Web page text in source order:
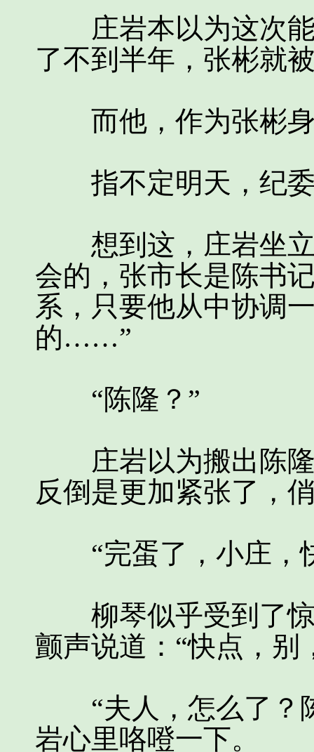
庄岩本以为这次能
了不到半年，张彬就
而他，作为张彬身
指不定明天，纪委
想到这，庄岩坐立
会的，张市长是陈书
系，只要他从中协调
的……”
“陈隆？”
庄岩以为搬出陈隆
反倒是更加紧张了，
“完蛋了，小庄，
柳琴似乎受到了惊
颤声说道：“快点，别
“夫人，怎么了？
岩心里咯噔一下。